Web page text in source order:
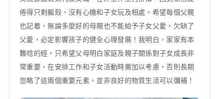
倦得只剩軀殼，沒有心機和子女玩及相處。希望每個父親
也記着，無論多麼好的母親也不能給予子女父愛，欠缺了
父愛，必定影響孩子的健全心理發展！我明白，家家有本
難唸的經，只希望父母明白家庭及親子關係對子女成長非
常重要，在安排工作和子女活動時需加以考慮，否則長期
忽略了這兩個重要元素，並非良好的物質生活可以彌補！